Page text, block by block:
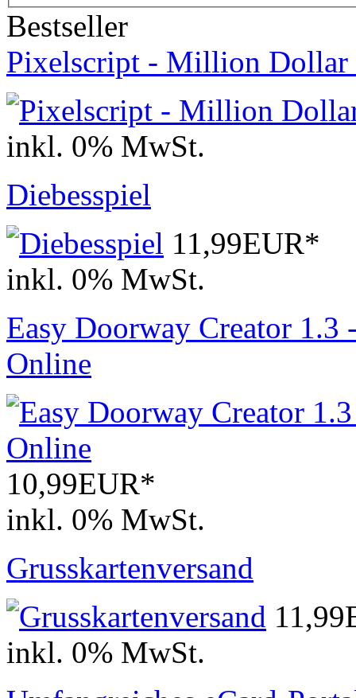
Bestseller
Pixelscript - Million Dollar
inkl. 0% MwSt.
Diebesspiel
11,99EUR*
inkl. 0% MwSt.
Easy Doorway Creator 1.3
Online
10,99EUR*
inkl. 0% MwSt.
Grusskartenversand
inkl. 0% MwSt.